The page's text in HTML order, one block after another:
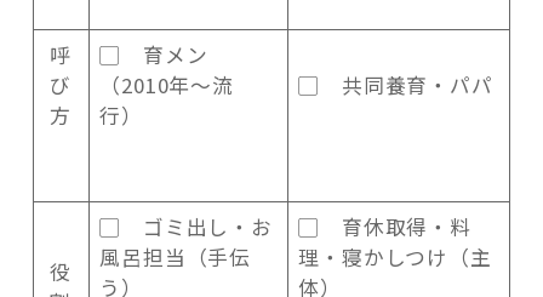
呼
び
方
▢ 育メン
（2010年〜流
行）
▢ 共同養育・パパ
役
▢ ゴミ出し・お
風呂担当（手伝
う）
▢ 育休取得・料
理・寝かしつけ（主
体）